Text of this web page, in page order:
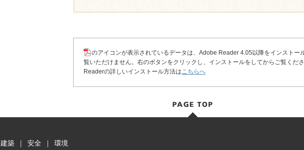
のアイコンが表示されているデータは、Adobe Reader 4.05以降をインストー
覧いただけません。右のボタンをクリックし、インストールをしてからご覧くだ
Readerの詳しいインストール方法はこちらへ
建築 ｜ 安全 ｜ 環境